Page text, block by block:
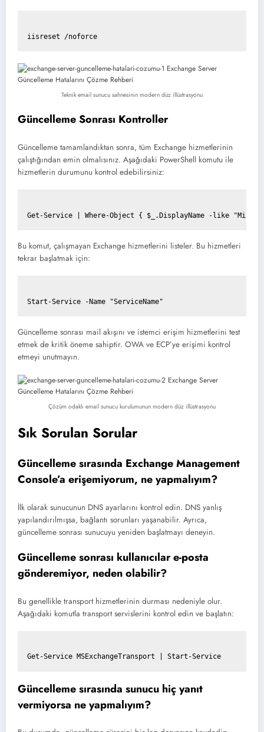
iisreset /noforce
Teknik email sunucu sahnesinin modern düz illüstrasyonu
Güncelleme Sonrası Kontroller
Güncelleme tamamlandıktan sonra, tüm Exchange hizmetlerinin
çalıştığından emin olmalısınız. Aşağıdaki PowerShell komutu ile
hizmetlerin durumunu kontrol edebilirsiniz:
Bu komut, çalışmayan Exchange hizmetlerini listeler. Bu hizmetleri
tekrar başlatmak için:
Güncelleme sonrası mail akışını ve istemci erişim hizmetlerini test
etmek de kritik öneme sahiptir. OWA ve ECP’ye erişimi kontrol
etmeyi unutmayın.
Çözüm odaklı email sunucu kurulumunun modern düz illüstrasyonu
Sık Sorulan Sorular
Güncelleme sırasında Exchange Management
Console’a erişemiyorum, ne yapmalıyım?
İlk olarak sunucunun DNS ayarlarını kontrol edin. DNS yanlış
yapılandırılmışsa, bağlantı sorunları yaşanabilir. Ayrıca,
güncelleme sonrası sunucuyu yeniden başlatmayı deneyin.
Güncelleme sonrası kullanıcılar e-posta
gönderemiyor, neden olabilir?
Bu genellikle transport hizmetlerinin durması nedeniyle olur.
Aşağıdaki komutla transport servislerini kontrol edin ve başlatın:
Get-Service MSExchangeTransport | Start-Service
Güncelleme sırasında sunucu hiç yanıt
vermiyorsa ne yapmalıyım?